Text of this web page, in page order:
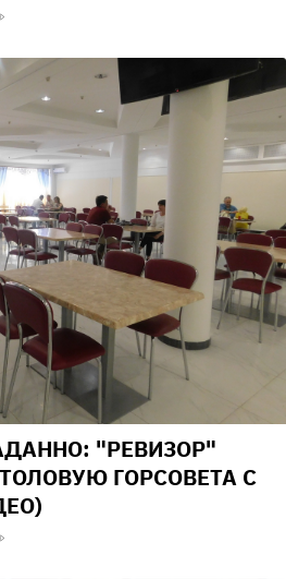
"РЕВИЗОР"
ГОРСОВЕТА С